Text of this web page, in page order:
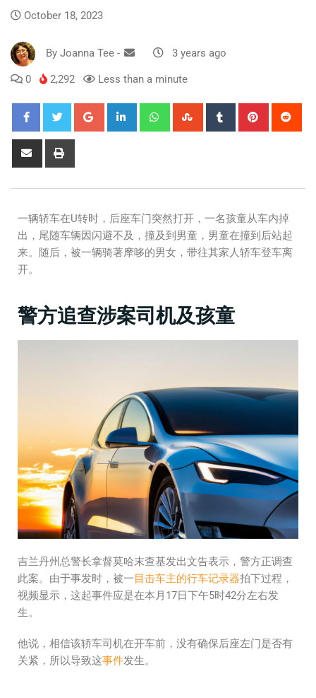
October 18, 2023
By Joanna Tee - 3 years ago
0 2,292 Less than a minute
一辆轿车在U转时，后座车门突然打开，一名孩童从车内掉
出，尾随车辆因闪避不及，撞及到男童，男童在撞到后站起
来。随后，被一辆骑著摩哆的男女，带往其家人轿车登车离
开。
警方追查涉案司机及孩童
吉兰丹州总警长拿督莫哈末查基发出文告表示，警方正调查
此案。由于事发时，被一 目击车主的行车记录器拍下过程，
视频显示，这起事件应是在本月17日下午5时42分左右发
生。
他说，相信该轿车司机在开车前，没有确保后座左门是否有
关紧，所以导致这事件发生。